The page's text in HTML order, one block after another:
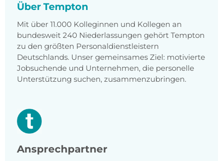
Über Tempton
Mit über 11.000 Kolleginnen und Kollegen an
bundesweit 240 Niederlassungen gehört Tempton
zu den größten Personaldienstleistern
Deutschlands. Unser gemeinsames Ziel: motivierte
Jobsuchende und Unternehmen, die personelle
Unterstützung suchen, zusammenzubringen.
Ansprechpartner